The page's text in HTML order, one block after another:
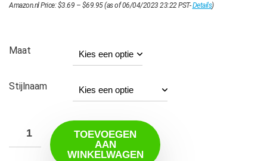
Amazon.nl Price:$3.69 – $69.95$3.69
(as of 06/04/2023 23:22 PST-Details)
Maat
Stijlnaam
TOEVOEGEN
AAN
WINKELWAGEN